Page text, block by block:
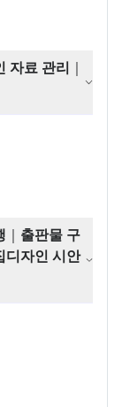
자료 관리
출판물 구
디자인 시안